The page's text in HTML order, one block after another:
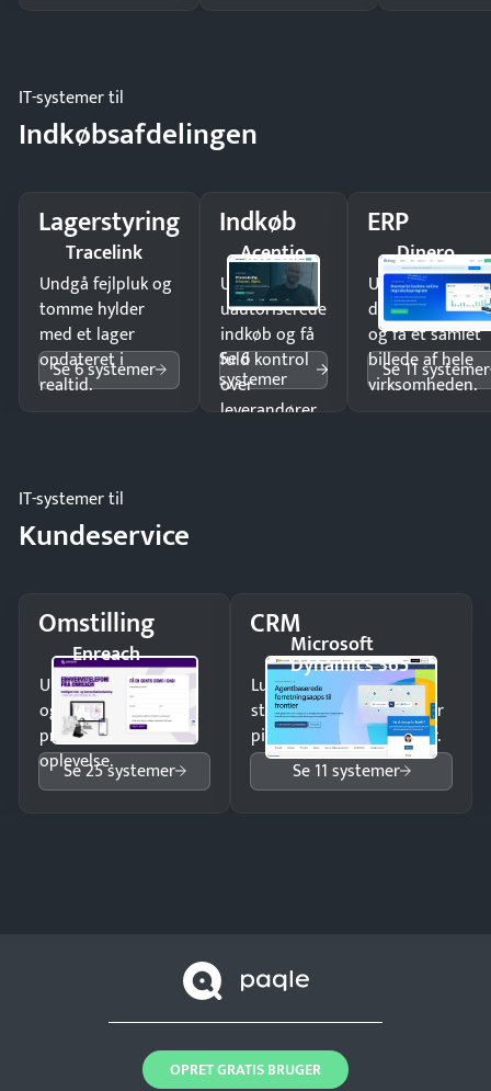
IT-systemer til
Indkøbsafdelingen
Lagerstyring
Tracelink
Undgå fejlpluk og
tomme hylder
med et lager
opdateret i
realtid.
Se 6 systemer
Indkøb
Acentio
Undgå
uautoriserede
indkøb og få
fuld kontrol
over
leverandører
Se 6
systemer
ERP
Dinero
Undgå
og få ét samlet
billede af hele
virksomheden.
Se 11 systemer
IT-systemer til
Kundeservice
Omstilling
Enreach
Undgå tabte opkald
og giv kunderne en
professionel
oplevelse.
Se 25 systemer
CRMMicrosoft
Dynamics 365
Luk flere salg med et
struktureret overblik over
pipeline og opfølgninger.
Se 11 systemer
OPRET GRATIS BRUGER